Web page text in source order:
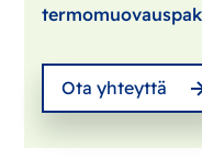
Ota yhteyttä